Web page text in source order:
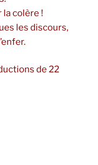
colère !
les discours,
de 22